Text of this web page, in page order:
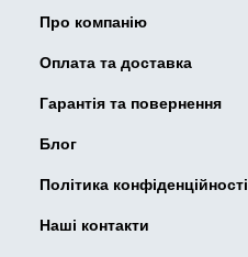
Про компанію
Оплата та доставка
Гарантія та повернення
Блог
Політика конфіденційності
Наші контакти